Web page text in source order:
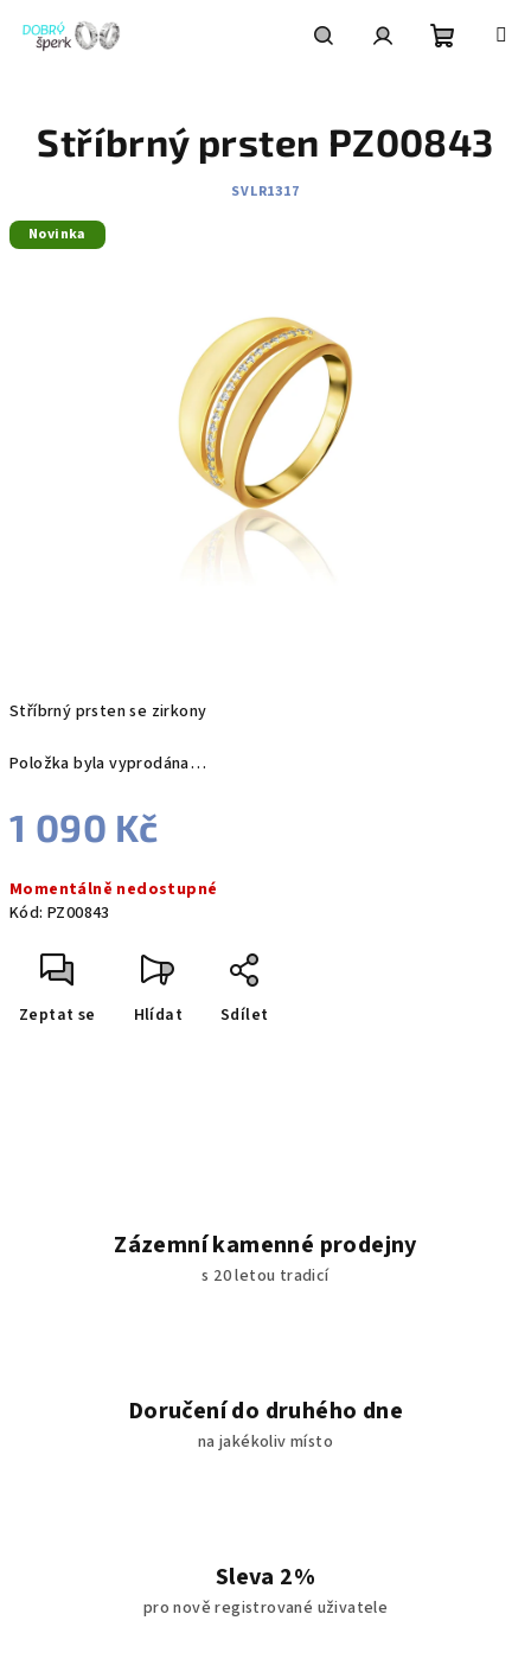
obsah
košík
Stříbrný prsten se zirkony
Položka byla vyprodána…
1 090 Kč
cena:
Momentálně nedostupné
Kód: PZ00843
Zeptat se Hlídat Sdílet
Stříbrný prsten PZ00843
SVLR1317
Novinka
Zázemní kamenné prodejny
s 20 letou tradicí
Doručení do druhého dne
na jakékoliv místo
Sleva 2%
pro nově registrované uživatele